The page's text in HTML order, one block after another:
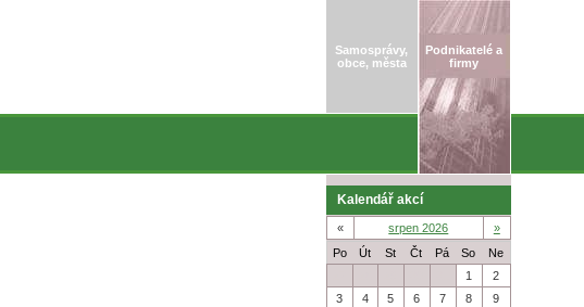
Samosprávy,
obce, města
Podnikatelé a
firmy
Kalendář akcí
« srpen 2026
»
Po
Út St Čt Pá So
Ne
1
2
3
4 5 6 7 8
9